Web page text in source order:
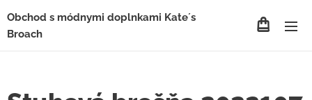
Obchod s módnymi doplnkami Kate´s
Broach